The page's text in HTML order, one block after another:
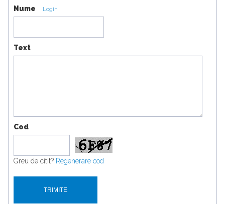
Nume Login
Text
Cod
Greu de citit? Regenerare cod